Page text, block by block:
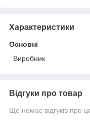
Характеристики
Основні
Виробник
Відгуки про товар
Ще немає відгуків про